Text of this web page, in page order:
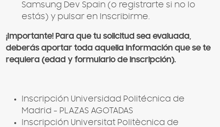
Samsung Dev Spain (o registrarte si no lo
estás) y pulsar en Inscribirme.
¡Importante! Para que tu solicitud sea evaluada,
deberás aportar toda aquella información que se te
requiera (edad y formulario de inscripción).
Inscripción Universidad Politécnica de
Madrid - PLAZAS AGOTADAS
Inscripción Universitat Politècnica de